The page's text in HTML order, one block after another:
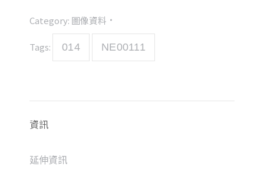
Category: 圖像資料
Tags: 014 NE00111
資訊
延伸資訊